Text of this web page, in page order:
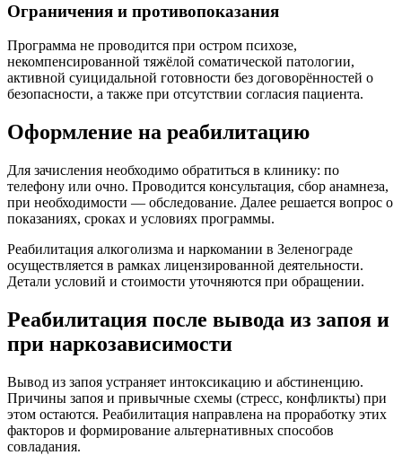
Ограничения и противопоказания
Программа не проводится при остром психозе,
некомпенсированной тяжёлой соматической патологии,
активной суицидальной готовности без договорённостей о
безопасности, а также при отсутствии согласия пациента.
Оформление на реабилитацию
Для зачисления необходимо обратиться в клинику: по
телефону или очно. Проводится консультация, сбор анамнеза,
при необходимости — обследование. Далее решается вопрос о
показаниях, сроках и условиях программы.
Реабилитация алкоголизма и наркомании в Зеленограде
осуществляется в рамках лицензированной деятельности.
Детали условий и стоимости уточняются при обращении.
Реабилитация после вывода из запоя и
при наркозависимости
Вывод из запоя устраняет интоксикацию и абстиненцию.
Причины запоя и привычные схемы (стресс, конфликты) при
этом остаются. Реабилитация направлена на проработку этих
факторов и формирование альтернативных способов
совладания.